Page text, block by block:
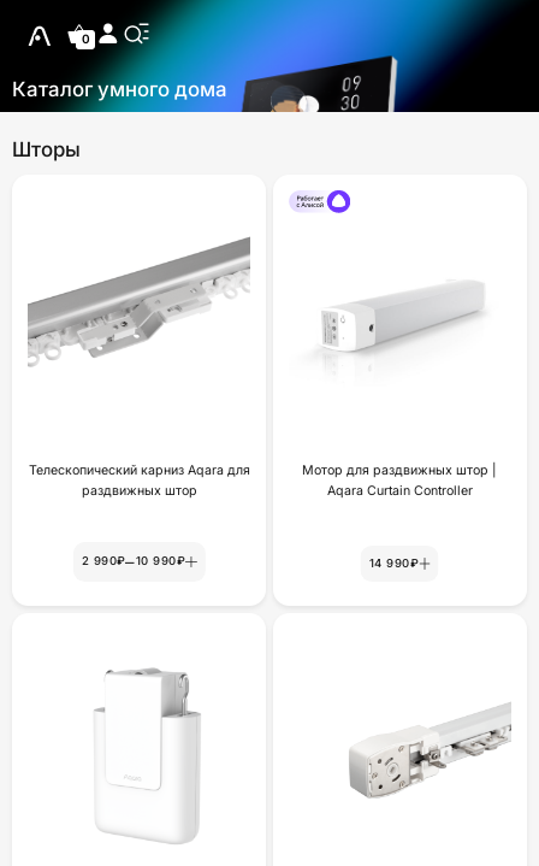
0
Каталог умного дома
Шторы
Телескопический карниз Aqara для
раздвижных штор
2 990₽–10 990₽
Мотор для раздвижных штор |
Aqara Curtain Controller
14 990₽